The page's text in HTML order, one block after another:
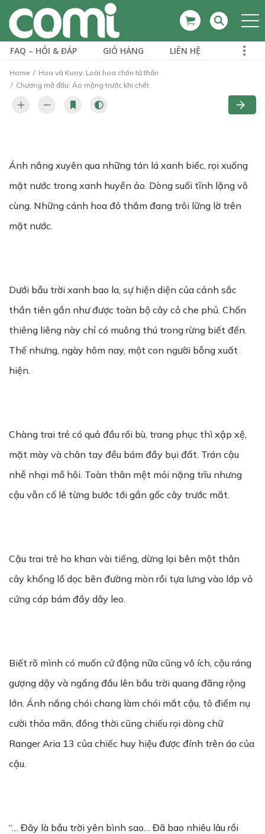
FAQ – HỎI & ĐÁP GIỎ HÀNG LIÊN HỆ
Home
Hoa và Kuoy: Loài hoa chốn tử thần
Chương mở đầu: Ảo mộng trước khi chết
Ánh nắng xuyên qua những tán lá xanh biếc, rọi xuống
mặt nước trong xanh huyền ảo. Dòng suối tĩnh lặng vô
cùng. Những cánh hoa đỏ thắm đang trôi lững lờ trên
mặt nước.
Dưới bầu trời xanh bao la, sự hiện diện của cảnh sắc
thần tiên gần như được toàn bộ cây cỏ che phủ. Chốn
thiêng liêng này chỉ có muông thú trong rừng biết đến.
Thế nhưng, ngày hôm nay, một con người bỗng xuất
hiện.
Chàng trai trẻ có quả đầu rối bù, trang phục thì xập xệ,
mặt mày và chân tay đều bám đầy bụi đất. Trán cậu
nhễ nhại mồ hôi. Toàn thân mệt mỏi nặng trĩu nhưng
cậu vẫn cố lê từng bước tới gần gốc cây trước mắt.
Cậu trai trẻ ho khan vài tiếng, dừng lại bên một thân
cây khổng lồ dọc bên đường mòn rồi tựa lưng vào lớp vỏ
cứng cáp bám đầy dây leo.
Biết rõ mình có muốn cử động nữa cũng vô ích, cậu ráng
gượng dậy và ngẩng đầu lên bầu trời quang đãng rộng
lớn. Ánh nắng chói chang làm chói mắt cậu, tô điểm nụ
cười thỏa mãn, đồng thời cũng chiếu rọi dòng chữ
Ranger Aria 13 của chiếc huy hiệu được đính trên áo của
cậu.
“… Đây là bầu trời yên bình sao… Đã bao nhiêu lâu rồi